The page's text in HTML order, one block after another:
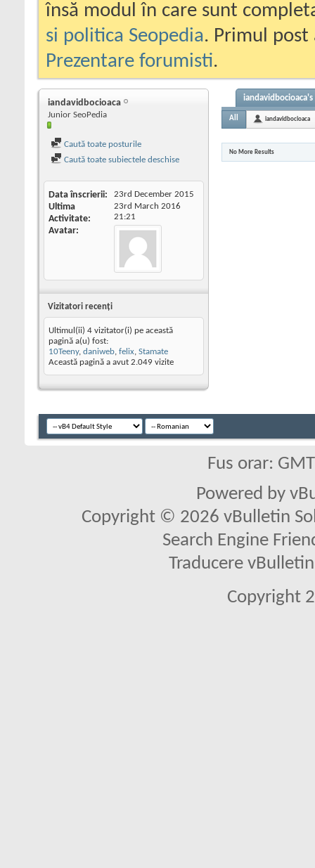
însă modul în care sunt
si politica Seopedia. Primul
Prezentare forumisti.
iandavidbocioaca
Junior SeoPedia
Caută toate posturile
Caută toate subiectele deschise
Data înscrierii 23rd December 2015
Ultima
Activitate
23rd March 2016
21:21
Avatar
Vizitatori recenţi
Ultimul(ii) 4 vizitator(i) pe această
pagină a(u) fost:
10Teeny, daniweb, felix, Stamate
Această pagină a avut 2.049 vizite
All iandavidbocioaca
No More Results
Fus orar:
Powered by
Copyright © 2026 vBulletin
Search Engine
Traducere
Copyright